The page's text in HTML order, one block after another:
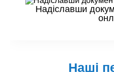
Надіславши
Наші